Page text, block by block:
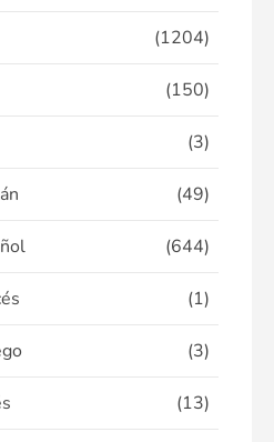
(1204)
(150)
(3)
(49)
(644)
(1)
(3)
(13)